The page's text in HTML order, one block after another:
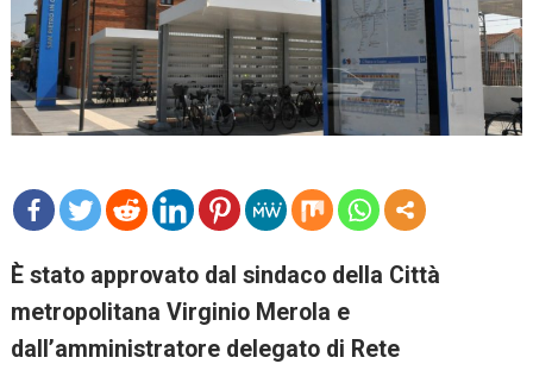
re
È stato approvato dal sindaco della Città
metropolitana Virginio Merola e
dall’amministratore delegato di Rete